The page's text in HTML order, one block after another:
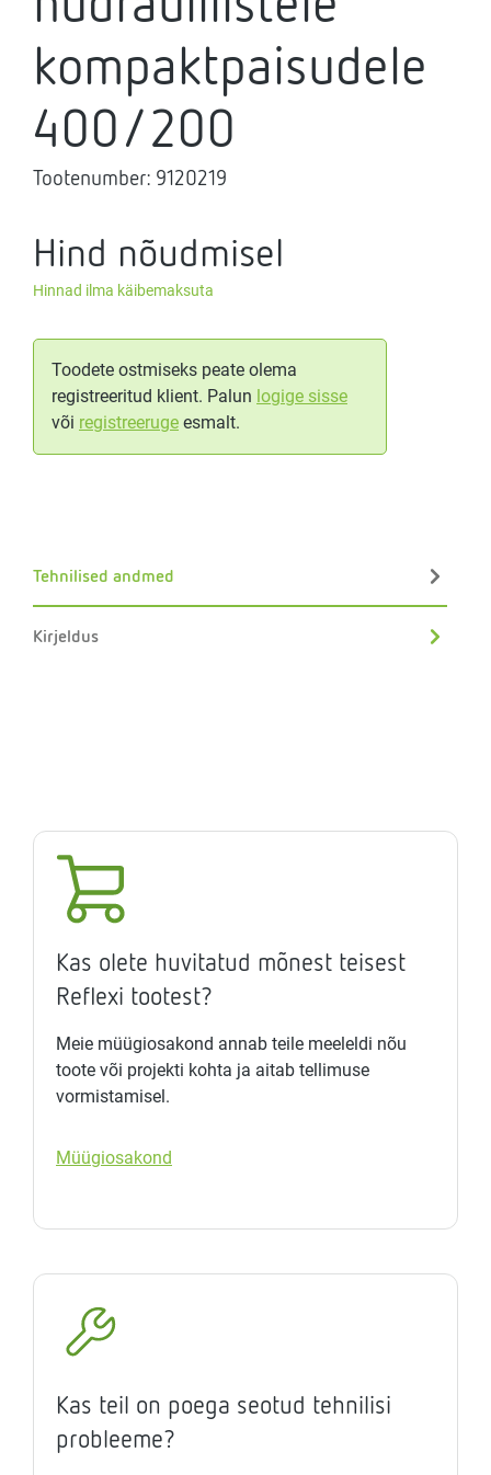
kompaktpaisudele
400/200
Tootenumber: 9120219
Hind nõudmisel
Hinnad ilma käibemaksuta
Toodete ostmiseks peate olema
registreeritud klient. Palun logige sisse
või registreeruge esmalt.
Tehnilised andmed
Kirjeldus
Kas olete huvitatud mõnest teisest
Reflexi tootest?
Meie müügiosakond annab teile meeleldi nõu
toote või projekti kohta ja aitab tellimuse
vormistamisel.
Müügiosakond
Kas teil on poega seotud tehnilisi
probleeme?